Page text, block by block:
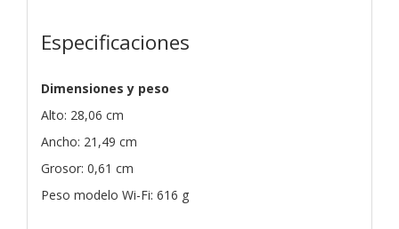
Especificaciones
Dimensiones y peso
Alto: 28,06 cm
Ancho: 21,49 cm
Grosor: 0,61 cm
Peso modelo Wi-Fi: 616 g